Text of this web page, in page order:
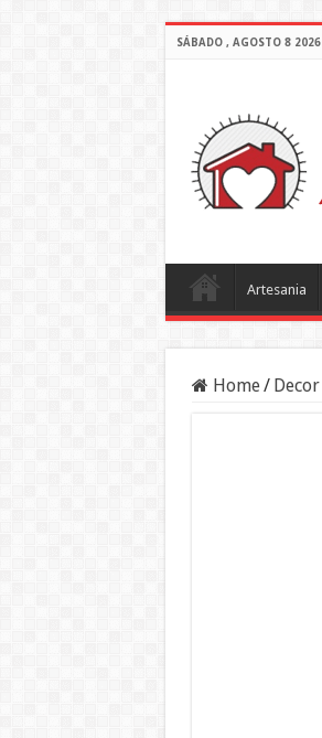
SÁBADO , AGOSTO 8 2026
Artesania
Home/ Decor